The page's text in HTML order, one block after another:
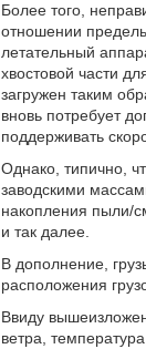
Более того,
отношении
летательный
хвостовой части
загружен таким
вновь потребует
поддерживать
Однако, типично,
заводскими
накопления пыли/
и так далее.
В дополнение,
расположения
Ввиду
ветра,